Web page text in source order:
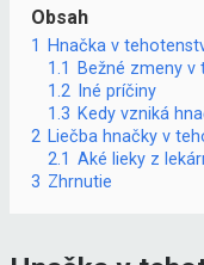
Obsah
1
Hnačka v
1.1
Bežné zmeny v
1.2 Iné príčiny
1.3 Kedy vzniká
2 Liečba hnačky v
2.1 Aké lieky z
3 Zhrnutie